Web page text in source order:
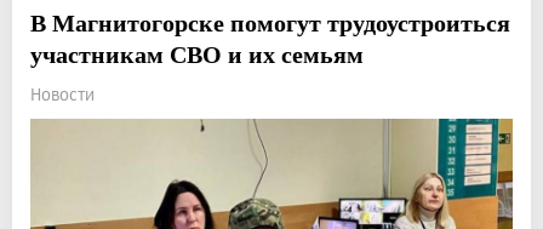
В Магнитогорске помогут трудоустроиться
участникам СВО и их семьям
Новости